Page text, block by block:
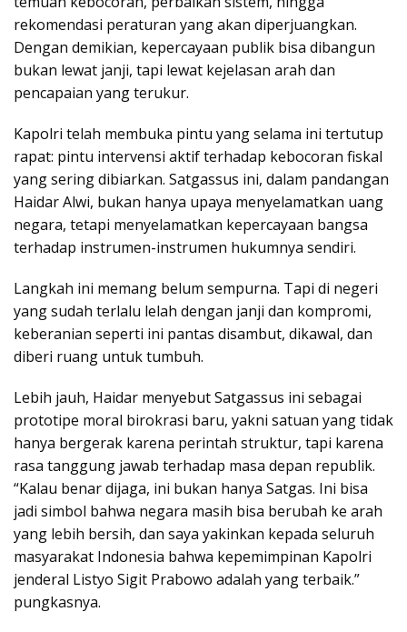
rekomendasi peraturan yang akan diperjuangkan.
Dengan demikian, kepercayaan publik bisa dibangun
bukan lewat janji, tapi lewat kejelasan arah dan
pencapaian yang terukur.
Kapolri telah membuka pintu yang selama ini tertutup
rapat: pintu intervensi aktif terhadap kebocoran fiskal
yang sering dibiarkan. Satgassus ini, dalam pandangan
Haidar Alwi, bukan hanya upaya menyelamatkan uang
negara, tetapi menyelamatkan kepercayaan bangsa
terhadap instrumen-instrumen hukumnya sendiri.
Langkah ini memang belum sempurna. Tapi di negeri
yang sudah terlalu lelah dengan janji dan kompromi,
keberanian seperti ini pantas disambut, dikawal, dan
diberi ruang untuk tumbuh.
Lebih jauh, Haidar menyebut Satgassus ini sebagai
prototipe moral birokrasi baru, yakni satuan yang tidak
hanya bergerak karena perintah struktur, tapi karena
rasa tanggung jawab terhadap masa depan republik.
“Kalau benar dijaga, ini bukan hanya Satgas. Ini bisa
jadi simbol bahwa negara masih bisa berubah ke arah
yang lebih bersih, dan saya yakinkan kepada seluruh
masyarakat Indonesia bahwa kepemimpinan Kapolri
jenderal Listyo Sigit Prabowo adalah yang terbaik.”
pungkasnya.